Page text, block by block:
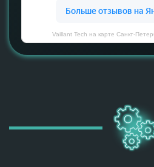
Vaillant Tech на карте